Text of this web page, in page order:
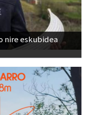
nire eskubidea